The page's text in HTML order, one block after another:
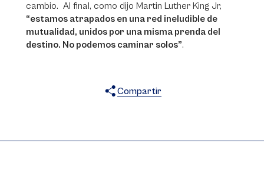
cambio. Al final, como dijo Martin Luther King Jr,
“estamos atrapados en una red ineludible de
mutualidad, unidos por una misma prenda del
destino. No podemos caminar solos”.
Compartir